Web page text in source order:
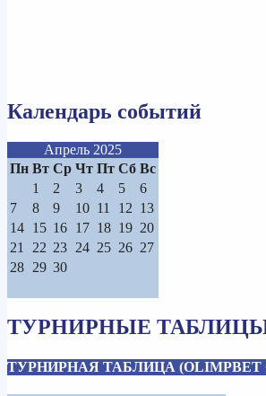
Календарь событий
Апрель 2025
Пн Вт Ср Чт Пт Сб Вс
1
2 3 4 5
6
7
8 9 10 11 12 13
14 15 16 17 18 19 20
21
22 23 24 25 26 27
28 29 30
ТУРНИРНЫЕ
ТУРНИРНАЯ ТАБЛИЦА